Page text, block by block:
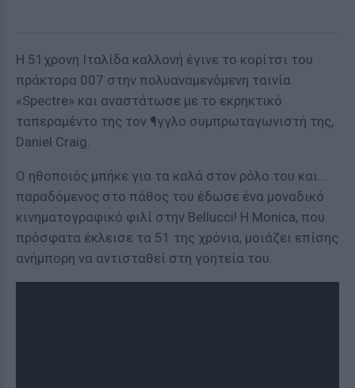
Η 51χρονη Ιταλίδα καλλονή έγινε το κορίτσι του
πράκτορα 007 στην πολυαναμενόμενη ταινία
«Spectre» και αναστάτωσε με το εκρηκτικό
ταπεραμέντο της τον ¶γγλο συμπρωταγωνιστή της,
Daniel Craig.
Ο ηθοποιός μπήκε για τα καλά στον ρόλο του και...
παραδόμενος στο πάθος του έδωσε ένα μοναδικό
κινηματογραφικό φιλί στην Bellucci! Η Monica, που
πρόσφατα έκλεισε τα 51 της χρόνια, μοιάζει επίσης
ανήμπορη να αντισταθεί στη γοητεία του.